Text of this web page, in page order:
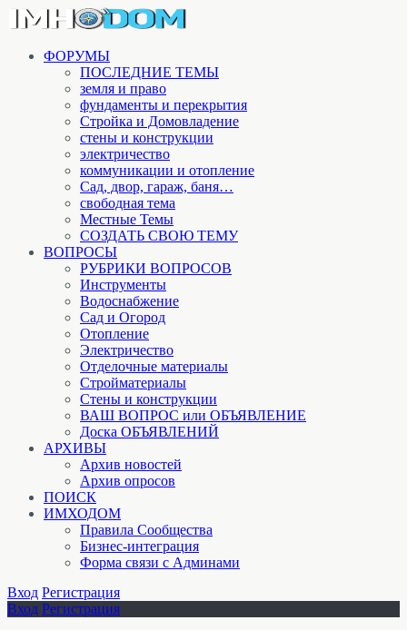
ФОРУМЫ
ПОСЛЕДНИЕ ТЕМЫ
земля и право
фундаменты и перекрытия
Стройка и Домовладение
стены и конструкции
электричество
коммуникации и отопление
Cад, двор, гараж, баня…
свободная тема
Местные Темы
СОЗДАТЬ СВОЮ ТЕМУ
ВОПРОСЫ
РУБРИКИ ВОПРОСОВ
Инструменты
Водоснабжение
Сад и Огород
Отопление
Электричество
Отделочные материалы
Стройматериалы
Стены и конструкции
ВАШ ВОПРОС или ОБЪЯВЛЕНИЕ
Доска ОБЪЯВЛЕНИЙ
АРХИВЫ
Архив новостей
Архив опросов
ПОИСК
ИМХОДОМ
Правила Сообщества
Бизнес-интеграция
Форма связи с Админами
Вход Регистрация
Вход Регистрация